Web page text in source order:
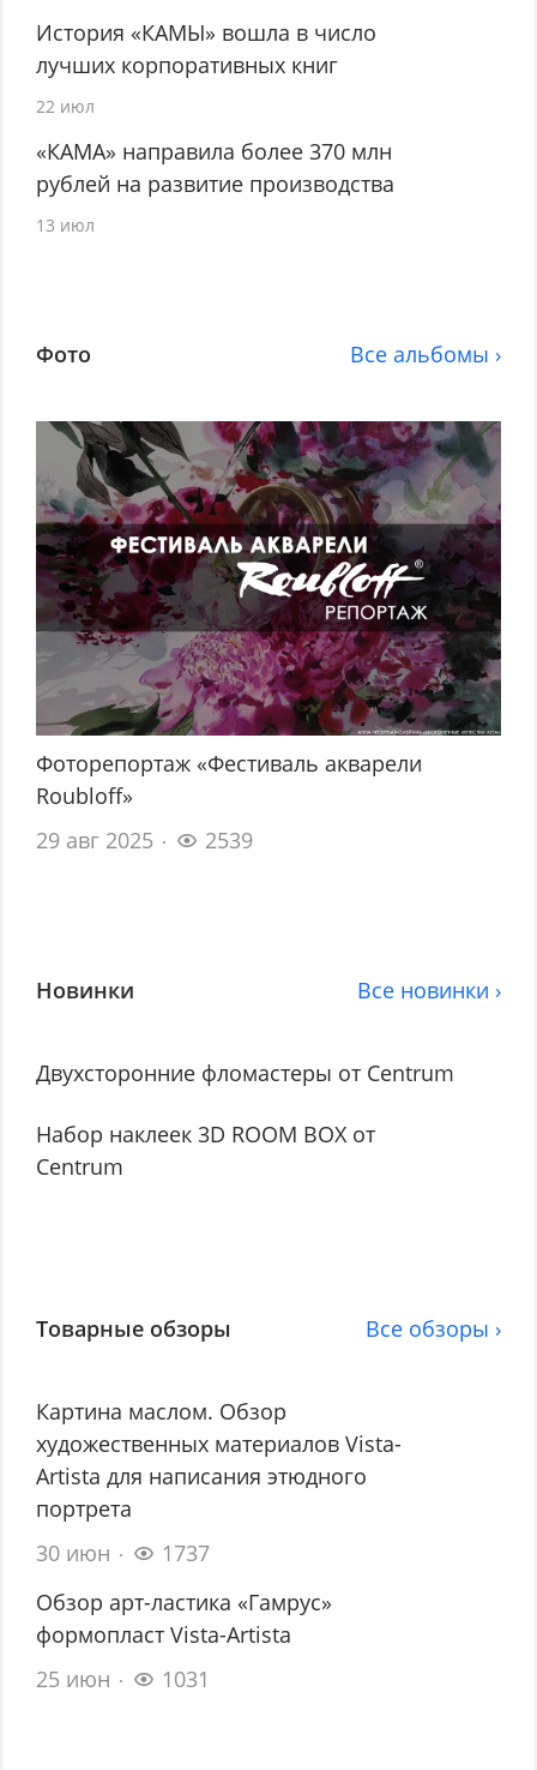
История «КАМЫ» вошла в число
лучших корпоративных книг
22 июл
«КАМА» направила более 370 млн
рублей на развитие производства
13 июл
Фото Все альбомы ›
Фоторепортаж «Фестиваль акварели
Roubloff»
29 авг 2025
2539
Новинки Все новинки ›
Двухсторонние фломастеры от Centrum
Набор наклеек 3D ROOM BOX от
Centrum
Товарные обзоры Все обзоры ›
Картина маслом. Обзор
художественных материалов Vista-
Artista для написания этюдного
портрета
30 июн
1737
Обзор арт-ластика «Гамрус»
формопласт Vista-Artista
25 июн
1031